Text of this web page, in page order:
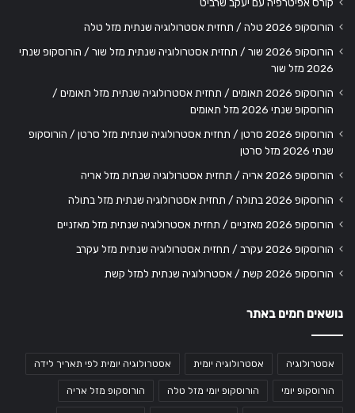
קורס אפיטרפיה עם יעקב שרביט
הורוסקופ 2026 טלה / תחזית אסטרולוגיה שנתית מזל טלה
הורוסקופ 2026 שור / תחזית אסטרולוגיה שנתית מזל שור / הורוסקופ שנתי
2026 מזל שור
הורוסקופ 2026 תאומים / תחזית אסטרולוגיה שנתית מזל תאומים /
הורוסקופ שנתי 2026 מזל תאומים
הורוסקופ 2026 סרטן / תחזית אסטרולוגיה שנתית מזל סרטן / הורוסקופ
שנתי 2026 מזל סרטן
הורוסקופ 2026 אריה / תחזית אסטרולוגיה שנתית מזל אריה
הורוסקופ 2026 בתולה / תחזית אסטרולוגיה שנתית מזל בתולה
הורוסקופ 2026 מאזניים / תחזית אסטרולוגיה שנתית מזל מאזניים
הורוסקופ 2026 עקרב / תחזית אסטרולוגיה שנתית מזל עקרב
הורוסקופ 2026 קשת / אסטרולוגיה שנתית למזל קשת
נושאים חמים באתר
אסטרולוגיה אסטרולוגיה יומית אסטרולוגיה יומית לפי תאריך לידה
הורוסקופ יומי הורוסקופ יומי מזל טלה הורוסקופ מזל אריה